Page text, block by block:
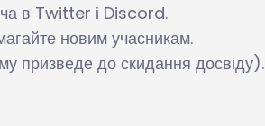
в Twitter і Discord.
новим учасникам.
призведе до скидання досвіду).